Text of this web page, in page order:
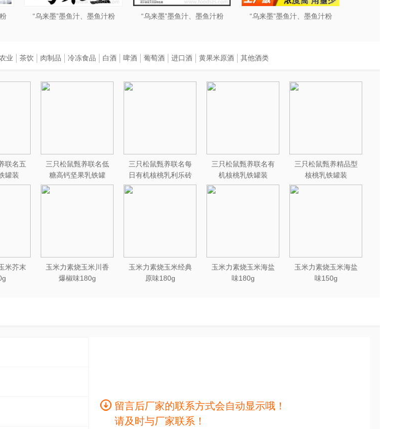
“乌来墨”墨鱼汁、墨鱼汁粉 “乌来墨”墨鱼汁、墨鱼汁粉 “乌来墨”墨鱼汁、墨鱼汁粉
联名五
罐装
彩箱装
三只松鼠甄养联名低
糖高钙坚果乳铁罐
240ml*12罐礼盒装
三只松鼠甄养联名每
日有机核桃乳利乐砖
250ml*12盒木盒装
三只松鼠甄养联名有
机核桃乳铁罐装
240ml*12罐礼盒
三只松鼠甄养精品型
核桃乳铁罐装
240ml*12罐
米芥末
玉米力素烧玉米川香
爆椒味180g
玉米力素烧玉米经典
原味180g
玉米力素烧玉米海盐
味180g
玉米力素烧玉米海盐
味150g
农业 茶饮 肉制品 冷冻食品 白酒 啤酒 葡萄酒 进口酒 黄果米原酒 其他酒类
留言后厂家的联系方式会自动显示哦！
请及时与厂家联系！